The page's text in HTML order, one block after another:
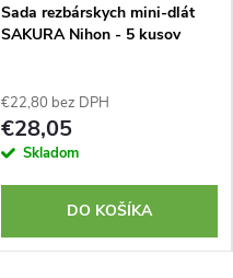
Sada rezbárskych mini-dlát
SAKURA Nihon - 5 kusov
€22,80 bez DPH
€28,05
Skladom
DO KOŠÍKA